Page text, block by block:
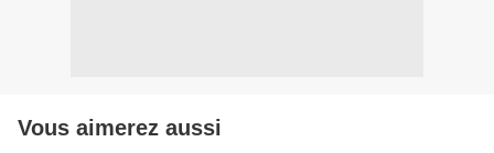
Vous aimerez aussi